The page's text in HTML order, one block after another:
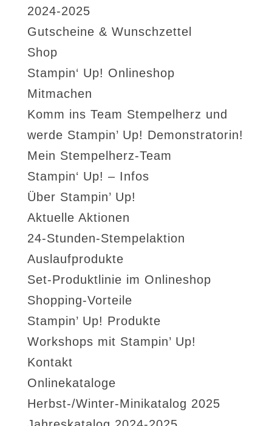
2024-2025
Gutscheine & Wunschzettel
Shop
Stampin‘ Up! Onlineshop
Mitmachen
Komm ins Team Stempelherz und
werde Stampin’ Up! Demonstratorin!
Mein Stempelherz-Team
Stampin‘ Up! – Infos
Über Stampin’ Up!
Aktuelle Aktionen
24-Stunden-Stempelaktion
Auslaufprodukte
Set-Produktlinie im Onlineshop
Shopping-Vorteile
Stampin’ Up! Produkte
Workshops mit Stampin’ Up!
Kontakt
Onlinekataloge
Herbst-/Winter-Minikatalog 2025